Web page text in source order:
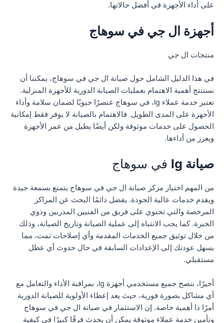
على أداء الأجهزة في أفضل حالاتها.
أجهزة ال جي في سوهاج
منتجات ال جي
في هذا الدليل الشامل حول صيانة ال جي في سوهاج، يمكننا أن
نستنتج أهمية الاهتمام بعمليات الصيانة الدورية للأجهزة المنزلية.
تعتبر خدمة عملاء lg، في سوهاج عنصرًا حيويًا لضمان سلامة وأداء
الأجهزة على المدى الطويل. فالاهتمام بالصيانة لا يوفر فقط إمكانية
الحصول على خدمات موثوقة ولكن أيضًا يطيل من عمر الأجهزة
ويعزز من أداءها.
صيانة lg في سوهاج
من المهم اختيار مركز صيانة ال جي في سوهاج يتمتع بسمعة جيدة
ويقدم خدمات عالية الجودة. يفضل دائمًا البحث عن المراكز
المرخصة والتي تحتوي على فريق من الفنيين المدربين وذوي
الخبرة. كما يجب الانتباه إلى عملية الصيانة وتاريخ الصيانة، وذلك
من خلال توثيق جميع الخدمات المقدمة وأي إصلاحات تمت، مما
يسهل عودتك إلى الإعدادات السابقة في حال حدوث أي عطل
مستقبلي.
أخيرًا، ننصح جميع مستخدمي أجهزة lg، بمراقبة الأداء والتعامل مع
أي مشاكل بصورة فورية، حيث يعد إعطاء الأولوية للصيانة الدورية
أمرًا ذا أهمية خاصة. إن الاستثمار في صيانة ال جي في سوهاج
وتأمين خدمة عملاء موثوقة يمكن أن يحدث فرقًا كبيرًا في كيفية